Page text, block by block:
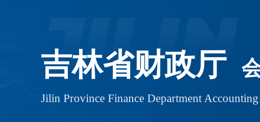
吉林省财政厅
Jilin Province Finance Department